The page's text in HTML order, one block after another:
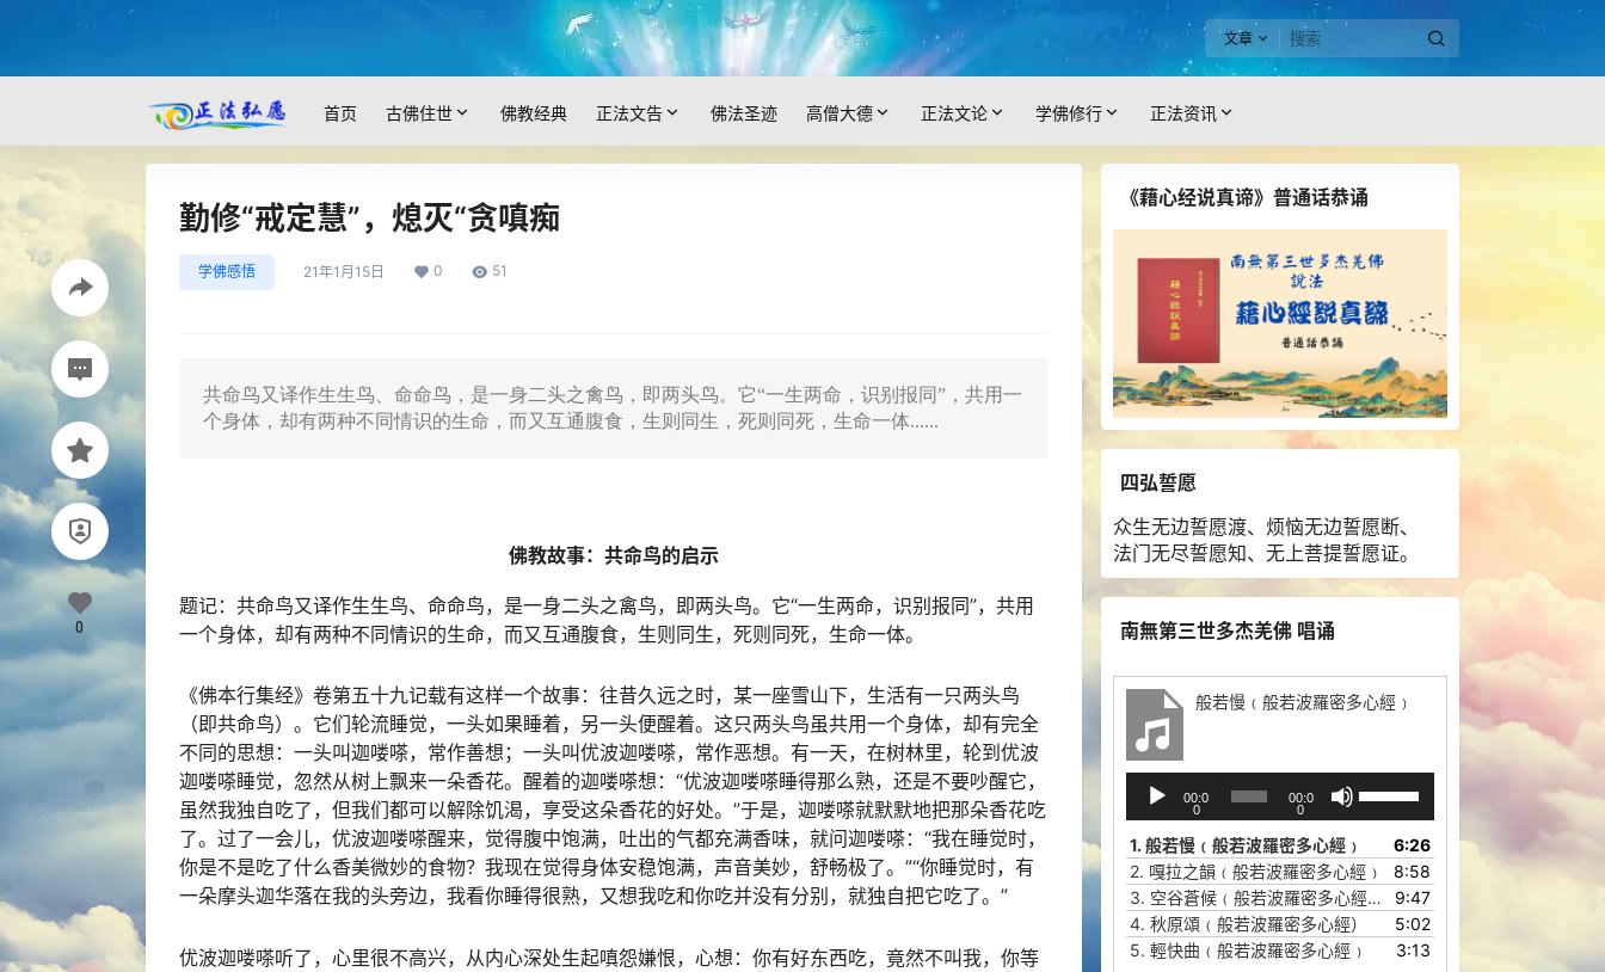
文章
首页 古佛住世 佛教经典 正法文告 佛法圣迹 高僧大德 正法文论 学佛修行 正法资讯
勤修“戒定慧”，熄灭“贪嗔痴
学佛感悟 21年1月15日 0 51
共命鸟又译作生生鸟、命命鸟，是一身二头之禽鸟，即两头鸟。它“一生两命，识别报同”，共用一
个身体，却有两种不同情识的生命，而又互通腹食，生则同生，死则同死，生命一体......
佛教故事：共命鸟的启示
题记：共命鸟又译作生生鸟、命命鸟，是一身二头之禽鸟，即两头鸟。它“一生两命，识别报同”，共用
一个身体，却有两种不同情识的生命，而又互通腹食，生则同生，死则同死，生命一体。
《佛本行集经》卷第五十九记载有这样一个故事：往昔久远之时，某一座雪山下，生活有一只两头鸟
（即共命鸟）。它们轮流睡觉，一头如果睡着，另一头便醒着。这只两头鸟虽共用一个身体，却有完全
不同的思想：一头叫迦喽嗏，常作善想；一头叫优波迦喽嗏，常作恶想。有一天，在树林里，轮到优波
迦喽嗏睡觉，忽然从树上飘来一朵香花。醒着的迦喽嗏想：“优波迦喽嗏睡得那么熟，还是不要吵醒它，
虽然我独自吃了，但我们都可以解除饥渴，享受这朵香花的好处。”于是，迦喽嗏就默默地把那朵香花吃
了。过了一会儿，优波迦喽嗏醒来，觉得腹中饱满，吐出的气都充满香味，就问迦喽嗏：“我在睡觉时，
你是不是吃了什么香美微妙的食物？我现在觉得身体安稳饱满，声音美妙，舒畅极了。”“你睡觉时，有
一朵摩头迦华落在我的头旁边，我看你睡得很熟，又想我吃和你吃并没有分别，就独自把它吃了。”
优波迦喽嗏听了，心里很不高兴，从内心深处生起嗔怨嫌恨，心想：你有好东西吃，竟然不叫我，你等
0
《藉心经说真谛》普通话恭诵
四弘誓愿
众生无边誓愿渡、烦恼无边誓愿断、
法门无尽誓愿知、无上菩提誓愿证。
南無第三世多杰羌佛 唱诵
般若慢﹙般若波羅密多心經﹚
播
放
器
00:0
0
00:0
0
/
下
箭
头
键
1. 般若慢﹙般若波羅密多心經﹚
6:26
2. 嘎拉之韻﹙般若波羅密多心經﹚
8:58
3. 空谷蒼候﹙般若波羅密多心經﹚
9:47
4. 秋原頌﹙般若波羅密多心經）
5:02
5. 輕快曲﹙般若波羅密多心經﹚ 3:13